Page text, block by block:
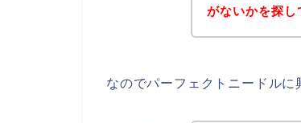
がないかを探し
なのでパーフェクトニードルに